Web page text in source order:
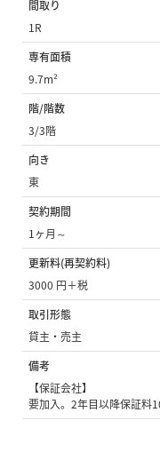
間取り
1R
専有面積
9.7m²
階/階数
3/3階
向き
東
契約期間
1ヶ月～
更新料(再契約料)
3000 円＋税
取引形態
貸主・売主
備考
【保証会社】
要加入。2年目以降保証料